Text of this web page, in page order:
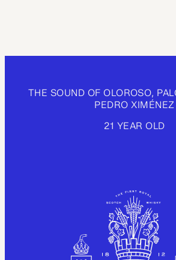
THE SOUND OF OLOROSO,
PEDRO XIMÉNEZ
21 YEAR OLD